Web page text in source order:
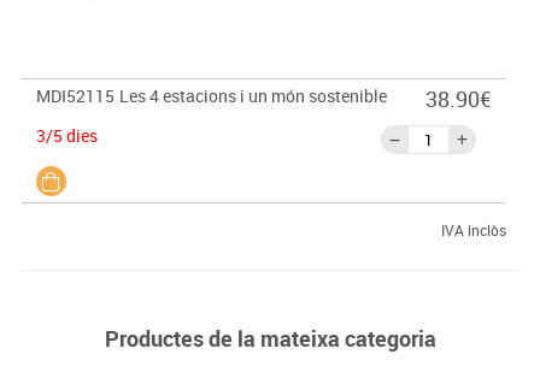
MDI52115 Les 4 estacions i un món sostenible
3/5 dies
38.90€
IVA inclòs
Productes de la mateixa categoria